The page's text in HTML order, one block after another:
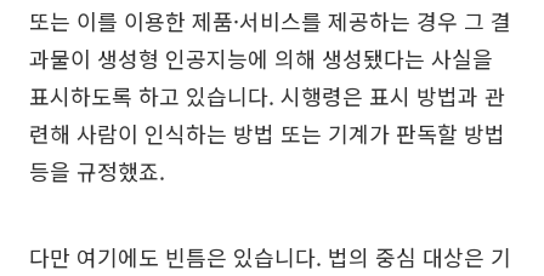
또는 이를 이용한 제품·서비스를 제공하는 경우 그 결
과물이 생성형 인공지능에 의해 생성됐다는 사실을
표시하도록 하고 있습니다. 시행령은 표시 방법과 관
련해 사람이 인식하는 방법 또는 기계가 판독할 방법
등을 규정했죠.
다만 여기에도 빈틈은 있습니다. 법의 중심 대상은 기